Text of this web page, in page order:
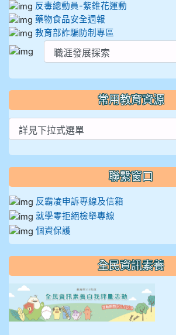
反毒總動員-紫錐花運動
藥物食品安全週報
教育部詐騙防制專區
常用教育資源
聯繫窗口
反霸凌申訴專線及信箱
就學零拒絕檢舉專線
個資保護
全民資訊素養